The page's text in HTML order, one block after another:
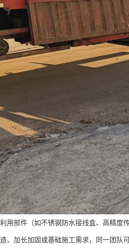
用部件（如不锈钢防水接线盒、高精度
、加长加固或基础施工需求，同一团队